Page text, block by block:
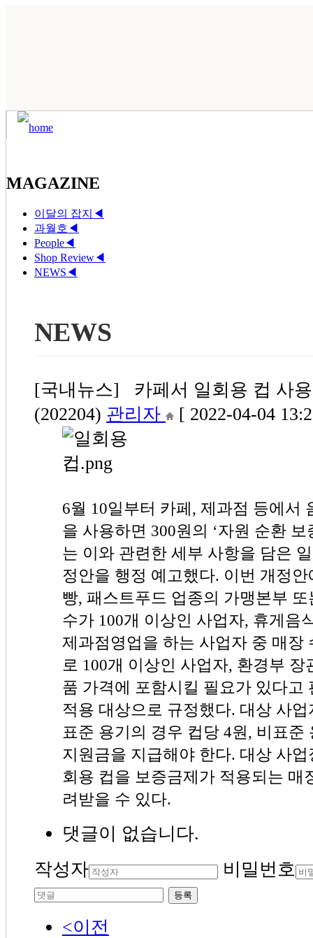
MAGAZINE
이달의 잡지 ◀
과월호 ◀
People◀
Shop Review◀
NEWS ◀
NEWS
[국내뉴스] 카페서 일회용 컵 사
(202204) 관리자 [ 2022-04-04
6월 10일부터 카페, 제과점 등에서
을 사용하면 300원의 ‘자원 순환
는 이와 관련한 세부 사항을 담은
정안을 행정 예고했다. 이번 개정
빵, 패스트푸드 업종의 가맹본부
수가 100개 이상인 사업자, 휴게음
제과점영업을 하는 사업자 중 매장
로 100개 이상인 사업자, 환경부
품 가격에 포함시킬 필요가 있다고
적용 대상으로 규정했다. 대상 사
표준 용기의 경우 컵당 4원, 비표준
지원금을 지급해야 한다. 대상 사
회용 컵을 보증금제가 적용되는 매
려받을 수 있다.
댓글이 없습니다.
작성자
비밀번호
등록
<이전